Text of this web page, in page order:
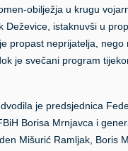
obilježja u krugu
istaknuvši u
propast neprijatelja,
je svečani program
je predsjednica
Borisa Mrnjavca i
Mišurić Ramljak, Boris